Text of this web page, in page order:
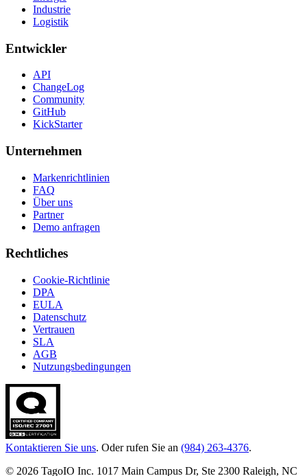
Industrie
Logistik
Entwickler
API
ChangeLog
Community
GitHub
KickStarter
Unternehmen
Markenrichtlinien
FAQ
Über uns
Partner
Demo anfragen
Rechtliches
Cookie-Richtlinie
DPA
EULA
Datenschutz
Vertrauen
SLA
AGB
Nutzungsbedingungen
Kontaktieren Sie uns. Oder rufen Sie an (984) 263-4376.
© 2026 TagoIO Inc. 1017 Main Campus Dr, Ste 2300 Raleigh, NC